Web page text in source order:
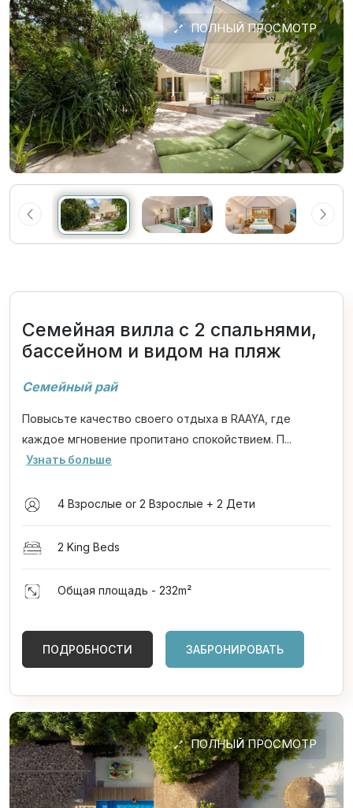
ПОЛНЫЙ ПРОСМОТР
Семейная вилла с 2 спальнями,
бассейном и видом на пляж
Семейный рай
Повысьте качество своего отдыха в RAAYA, где
каждое мгновение пропитано спокойствием. П...
Узнать больше
4 Взрослые or 2 Взрослые + 2 Дети
2 King Beds
Общая площадь - 232m²
ПОДРОБНОСТИ ЗАБРОНИРОВАТЬ
ПОЛНЫЙ ПРОСМОТР